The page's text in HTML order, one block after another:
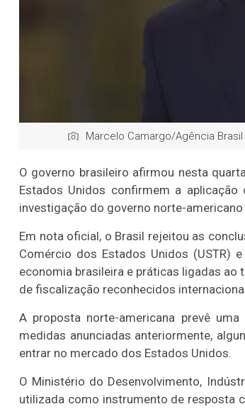
Marcelo Camargo/Agência Brasil
O governo brasileiro afirmou nesta
Estados Unidos confirmem a
investigação do governo norte-
Em nota oficial, o Brasil rejeitou as
Comércio dos Estados Unidos (USTR)
economia brasileira e práticas ligadas
de fiscalização reconhecidos
A proposta norte-americana prevê
medidas anunciadas anteriormente,
entrar no mercado dos Estados Unidos.
O Ministério do Desenvolvimento,
utilizada como instrumento de resposta